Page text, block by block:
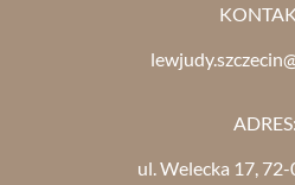
ADRES:
ul. Welecka 17,